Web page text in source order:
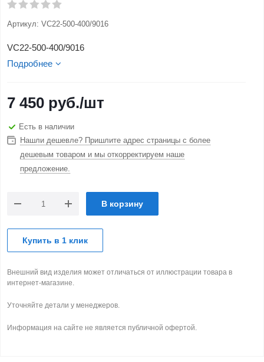
Артикул: VC22-500-400/9016
VC22-500-400/9016
Подробнее
7 450 руб./шт
Есть в наличии
Нашли дешевле? Пришлите адрес страницы с более
дешевым товаром и мы откорректируем наше
предложение.
В корзину
Купить в 1 клик
Внешний вид изделия может отличаться от иллюстрации товара в
интернет-магазине.
Уточняйте детали у менеджеров.
Информация на сайте не является публичной офертой.